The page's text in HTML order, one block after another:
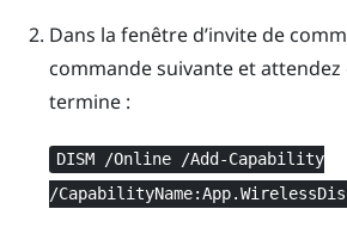
Dans la fenêtre d’invite de
commande suivante et attendez
termine :
DISM /Online /Add-Capability
/